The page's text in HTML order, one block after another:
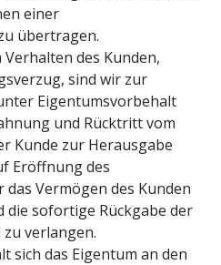
einer
übertragen.
des Kunden,
sind wir zur
Eigentumsvorbehalt
und Rücktritt vom
Kunde zur Herausgabe
Eröffnung des
Vermögen des Kunden
sofortige Rückgabe der
verlangen.
sich das Eigentum an den